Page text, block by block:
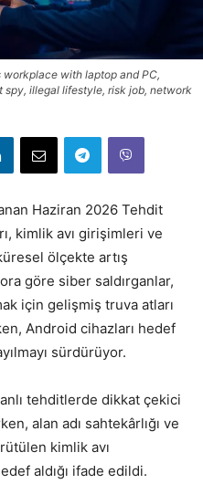
with laptop and PC,
illegal lifestyle, risk job, network
Haziran 2026 Tehdit
kimlik avı girişimleri ve
ölçekte artış
göre siber saldırganlar,
için gelişmiş truva atları
Android cihazları hedef
sürdürüyor.
tehditlerde dikkat çekici
alan adı sahtekârlığı ve
kimlik avı
aldığı ifade edildi.